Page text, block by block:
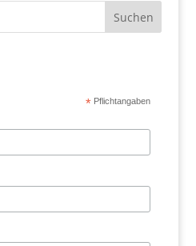
* Pflichtangaben